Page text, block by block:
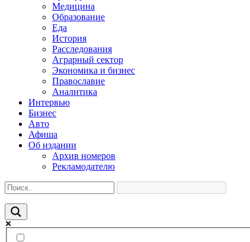
Медицина
Образование
Еда
История
Расследования
Аграрный сектор
Экономика и бизнес
Православие
Аналитика
Интервью
Бизнес
Авто
Афиша
Об издании
Архив номеров
Рекламодателю